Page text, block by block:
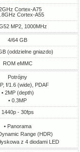
Cortex-A75
Cortex-A55
MP2, 1000MHz
4/64 GB
(oddzielne gniazdo)
ROM eMMC
Potrójny
f/1.6 (wide), PDAF
• 2MP (depth)
• 0.3MP
1440p - 30fps
• Panorama
Range (HDR)
z 4 diodami LED